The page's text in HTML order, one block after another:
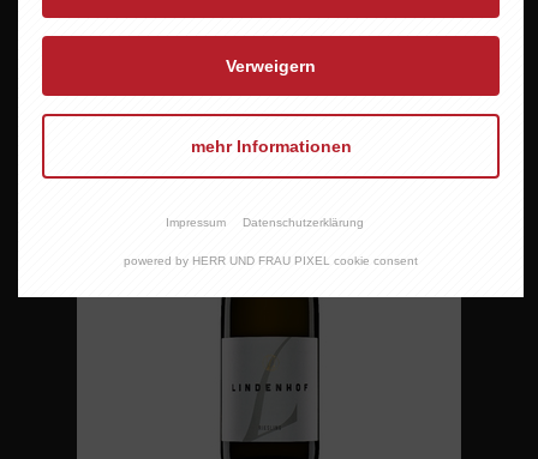
Verweigern
mehr Informationen
Impressum Datenschutzerklärung
powered by HERR UND FRAU PIXEL cookie consent